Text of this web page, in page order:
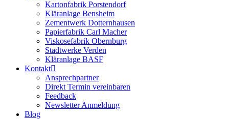
Kartonfabrik Porstendorf
Kläranlage Bensheim
Zementwerk Dotternhausen
Papierfabrik Carl Macher
Viskosefabrik Obernburg
Stadtwerke Verden
Kläranlage BASF
Kontakt
Ansprechpartner
Direkt Termin vereinbaren
Feedback
Newsletter Anmeldung
Blog